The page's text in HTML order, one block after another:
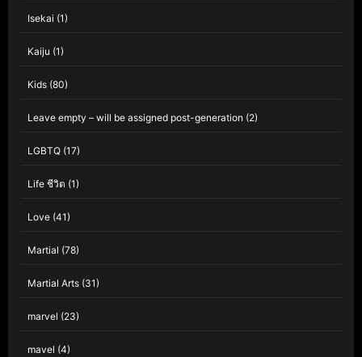
Isekai (1)
Kaiju (1)
Kids (80)
Leave empty – will be assigned post-generation (2)
LGBTQ (17)
Life ชีวิต (1)
Love (41)
Martial (78)
Martial Arts (31)
marvel (23)
mavel (4)